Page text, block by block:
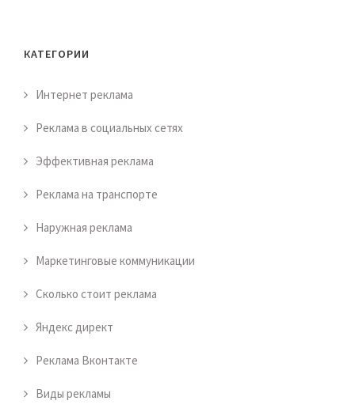
КАТЕГОРИИ
Интернет реклама
Реклама в социальных сетях
Эффективная реклама
Реклама на транспорте
Наружная реклама
Маркетинговые коммуникации
Сколько стоит реклама
Яндекс директ
Реклама Вконтакте
Виды рекламы